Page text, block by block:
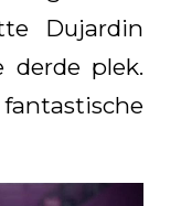
Dujardin
derde plek.